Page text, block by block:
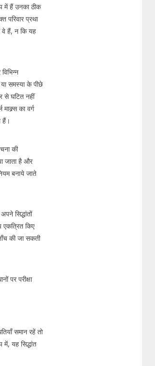
में हैं उनका ठीक
परिवार प्रथा
वे हैं, न कि यह
समस्या के पीछे
से घटित नहीं
का वर्ग
हैं।
की
जाता है और
बनाये जाते
सिद्धांतों
एकत्रित किए
की जा सकती
पर परीक्षा
समान रहें तो
में, यह सिद्धांत